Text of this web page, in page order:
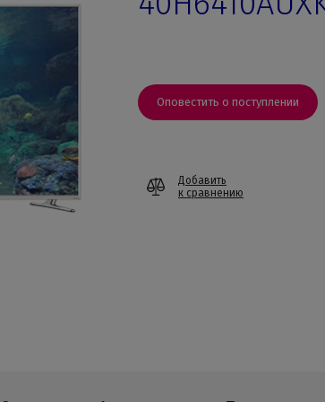
Оповестить о поступлении
Добавить
к сравнению